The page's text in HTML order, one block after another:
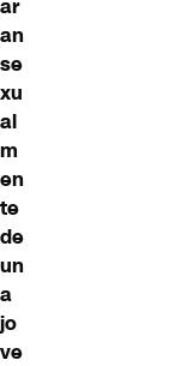
ar
an
se
xu
al
m
en
te
de
un
a
jo
ve